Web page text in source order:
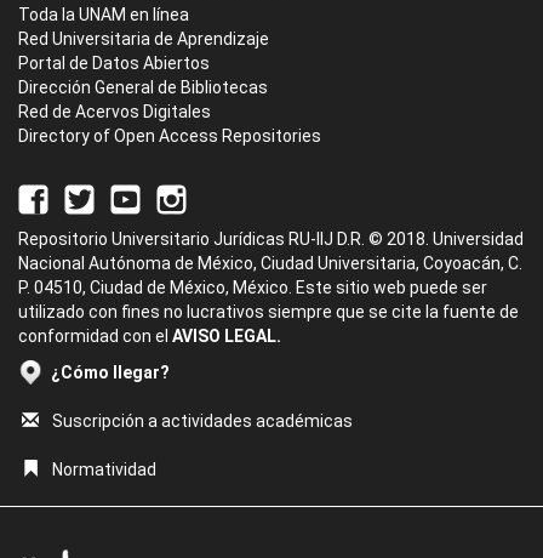
Toda la UNAM en línea
Red Universitaria de Aprendizaje
Portal de Datos Abiertos
Dirección General de Bibliotecas
Red de Acervos Digitales
Directory of Open Access Repositories
Repositorio Universitario Jurídicas RU-IIJ D.R. © 2018. Universidad
Nacional Autónoma de México, Ciudad Universitaria, Coyoacán, C.
P. 04510, Ciudad de México, México. Este sitio web puede ser
utilizado con fines no lucrativos siempre que se cite la fuente de
conformidad con el AVISO LEGAL.
¿Cómo llegar?
Suscripción a actividades académicas
Normatividad